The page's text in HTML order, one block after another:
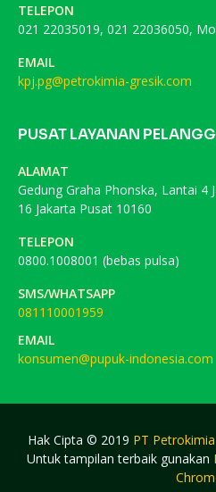
TELEPON
021 22035019, 021 22036050,
EMAIL
kpj.pg@petrokimia-gresik.com
PUSAT LAYANAN
ALAMAT
Gedung Graha Phonska, Lantai 4
16 Jakarta Pusat 10160
TELEPON
0800.1008001 (bebas pulsa)
SMS/WHATSAPP
081110001959
EMAIL
konsumen@pupuk-indonesia.com
Hak Cipta © 2019 PT
Untuk tampilan terbaik gunakan